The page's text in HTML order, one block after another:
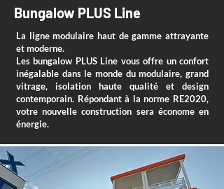
Bungalow PLUS Line
La ligne modulaire haut de gamme attrayante
et moderne.
Les bungalow PLUS Line vous offre un confort
inégalable dans le monde du modulaire, grand
vitrage, isolation haute qualité et design
contemporain. Répondant à la norme RE2020,
votre nouvelle construction sera économe en
énergie.